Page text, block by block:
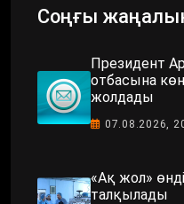
Соңғы
Президент
отбасына
жолдады
07.08.2026,
«Ақ жол»
талқылады